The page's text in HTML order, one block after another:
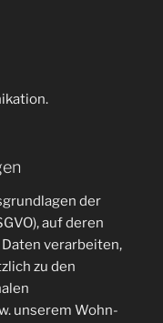
der
auf deren
verarbeiten,
zu den
unserem Wohn-